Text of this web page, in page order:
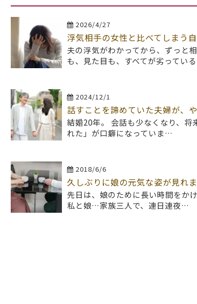
2026/4/27
浮気相手の女性と比べてしまう
夫の浮気がわかってから、ずっと
も、見た目も、すべてが劣ってい
2024/12/1
話すことを諦めていた夫婦が、
結婚20年。 会話も少なくなり、
れた」が口癖になっていま…
2018/6/6
久しぶりに娘の元気な姿が見
先日は、娘のために長い時間をか
私と娘…家族三人で、連日連夜…